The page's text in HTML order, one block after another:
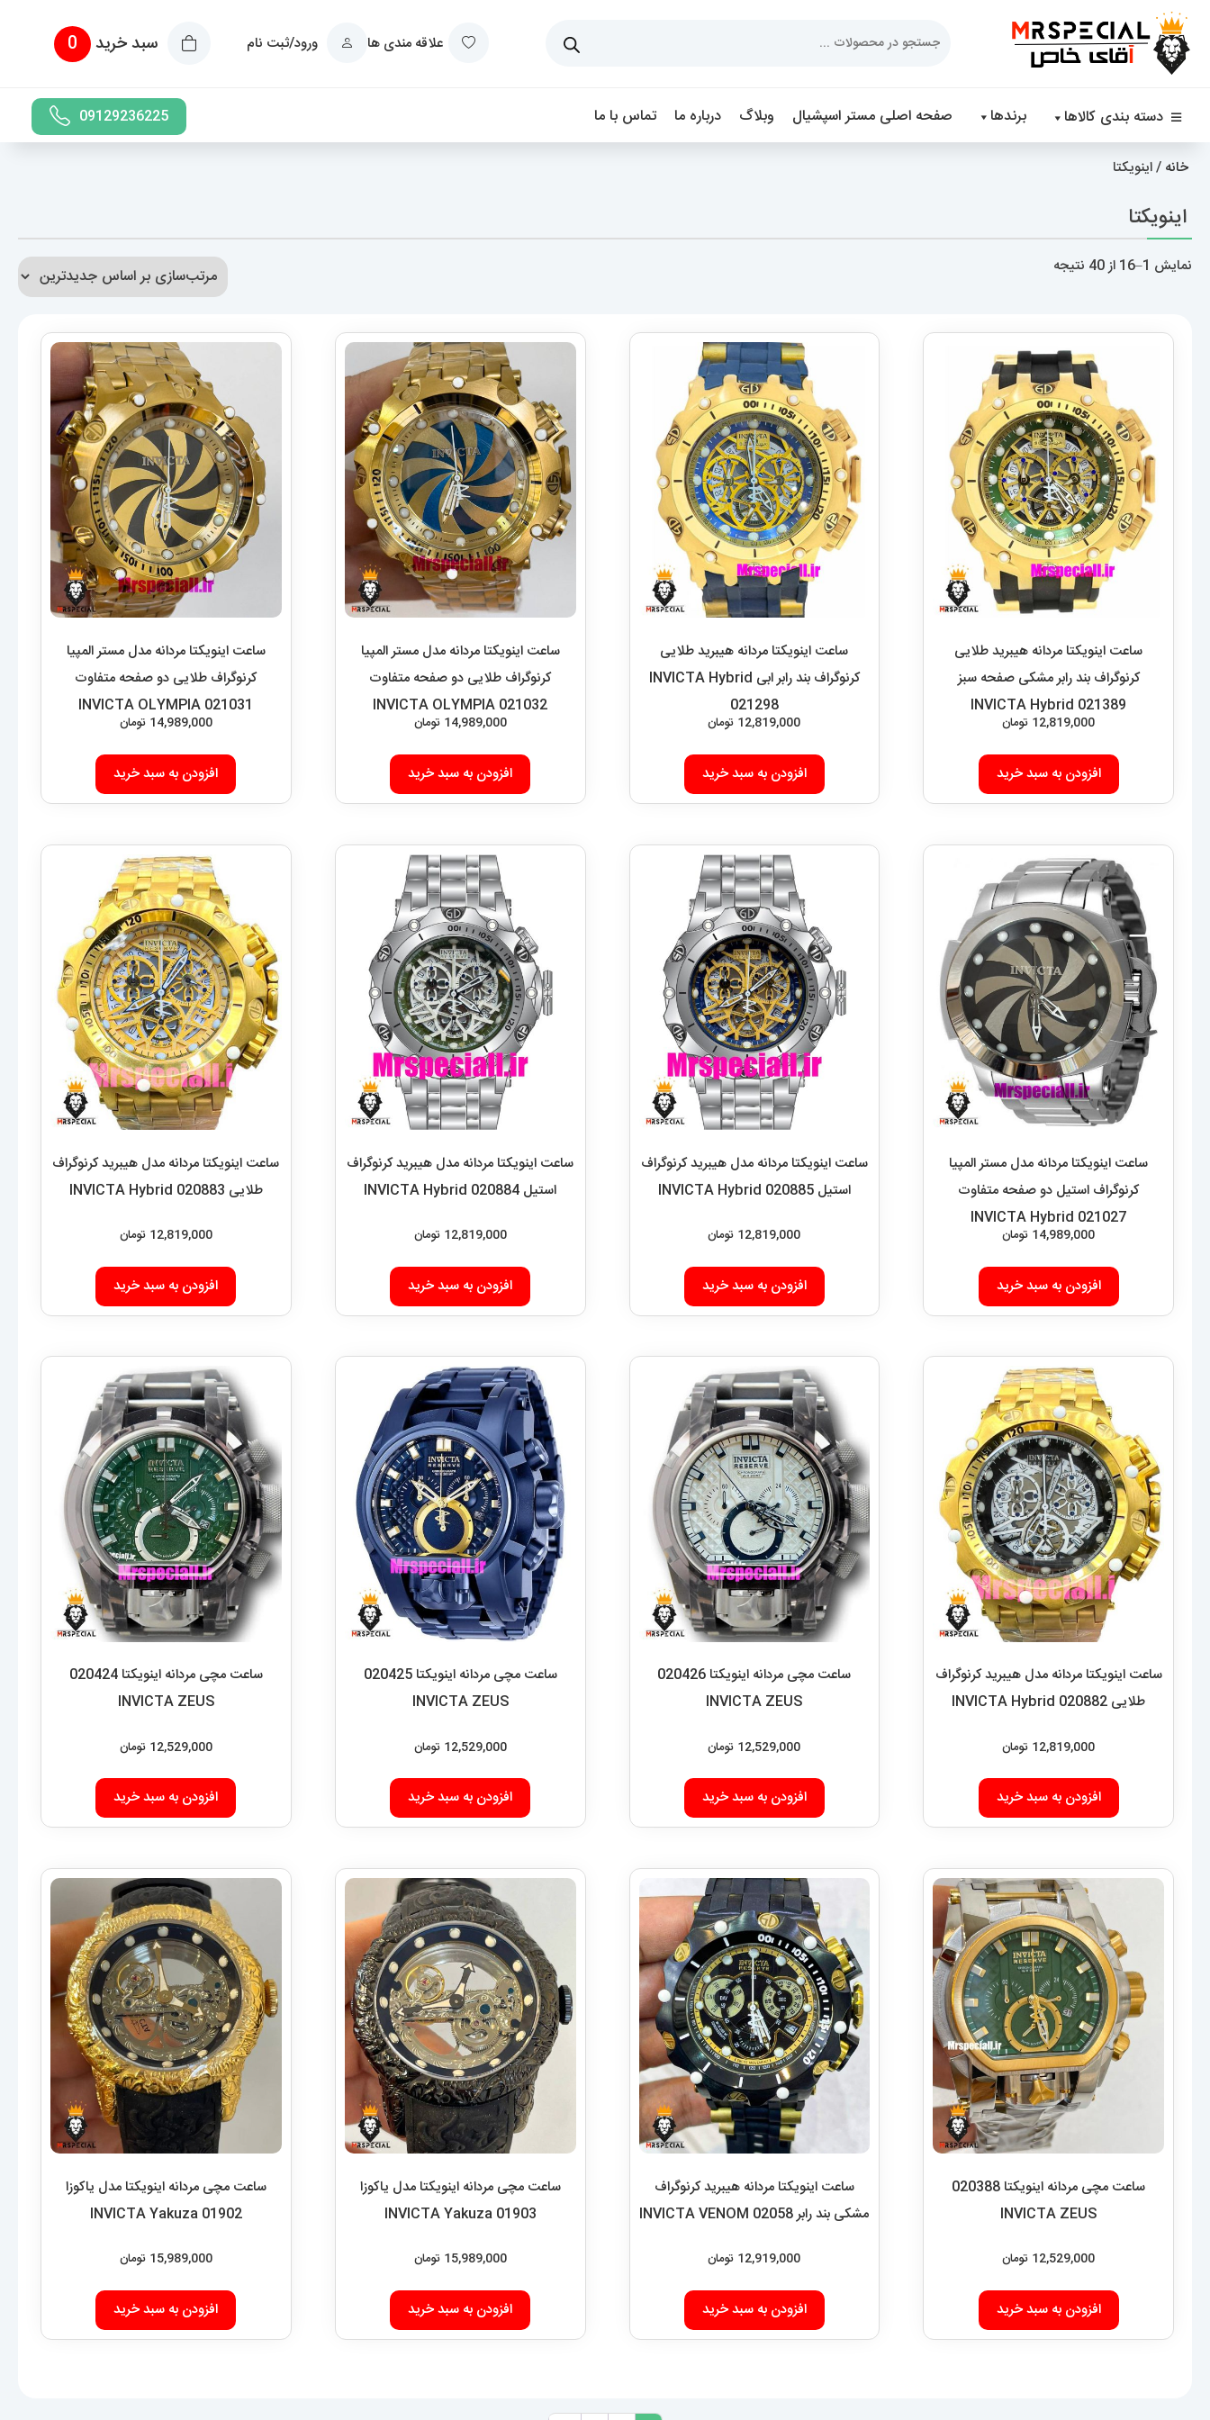
علاقه مندی ها ورود/ثبت نام سبد خرید 0
دسته بندی کالاها برندها صفحه اصلی مستر اسپشیال وبلاگ درباره ما تماس با ما 09129236225
خانه / اینویکتا
اینویکتا
نمایش 1–16 از 40 نتیجه
جدیدترین
ساعت اینویکتا مردانه هیبرید طلایی
کرنوگراف بند رابر مشکی صفحه سبز
INVICTA Hybrid 021389
12,819,000 تومان
افزودن به سبد خرید
ساعت اینویکتا مردانه هیبرید طلایی
کرنوگراف بند رابر ابی INVICTA Hybrid
021298
12,819,000 تومان
افزودن به سبد خرید
ساعت اینویکتا مردانه مدل مستر المپیا
کرنوگراف طلایی دو صفحه متفاوت
INVICTA OLYMPIA 021032
14,989,000 تومان
افزودن به سبد خرید
ساعت اینویکتا مردانه مدل مستر المپیا
کرنوگراف طلایی دو صفحه متفاوت
INVICTA OLYMPIA 021031
14,989,000 تومان
افزودن به سبد خرید
ساعت اینویکتا مردانه مدل مستر المپیا
کرنوگراف استیل دو صفحه متفاوت
INVICTA Hybrid 021027
14,989,000 تومان
افزودن به سبد خرید
ساعت اینویکتا مردانه مدل هیبرید کرنوگراف
استیل INVICTA Hybrid 020885
12,819,000 تومان
افزودن به سبد خرید
ساعت اینویکتا مردانه مدل هیبرید کرنوگراف
استیل INVICTA Hybrid 020884
12,819,000 تومان
افزودن به سبد خرید
ساعت اینویکتا مردانه مدل هیبرید کرنوگراف
طلایی INVICTA Hybrid 020883
12,819,000 تومان
افزودن به سبد خرید
ساعت اینویکتا مردانه مدل هیبرید کرنوگراف
طلایی INVICTA Hybrid 020882
12,819,000 تومان
افزودن به سبد خرید
ساعت مچی مردانه اینویکتا 020426
INVICTA ZEUS
12,529,000 تومان
افزودن به سبد خرید
ساعت مچی مردانه اینویکتا 020425
INVICTA ZEUS
12,529,000 تومان
افزودن به سبد خرید
ساعت مچی مردانه اینویکتا 020424
INVICTA ZEUS
12,529,000 تومان
افزودن به سبد خرید
ساعت مچی مردانه اینویکتا 020388
INVICTA ZEUS
12,529,000 تومان
افزودن به سبد خرید
ساعت اینویکتا مردانه هیبرید کرنوگراف
مشکی بند رابر INVICTA VENOM 02058
12,919,000 تومان
افزودن به سبد خرید
ساعت مچی مردانه اینویکتا مدل یاکوزا
INVICTA Yakuza 01903
15,989,000 تومان
افزودن به سبد خرید
ساعت مچی مردانه اینویکتا مدل یاکوزا
INVICTA Yakuza 01902
15,989,000 تومان
افزودن به سبد خرید